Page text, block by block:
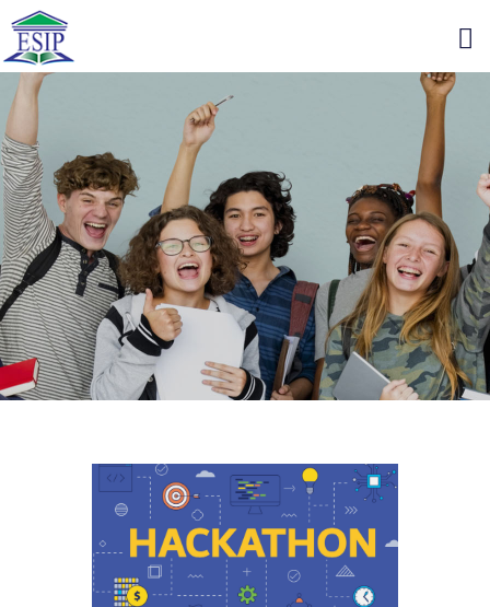
COLLEGE
FORMATION
ADMISSION
INTERNATIONAL
PRIVATE ACCESS
NEWS
CONTACT
FR
EN